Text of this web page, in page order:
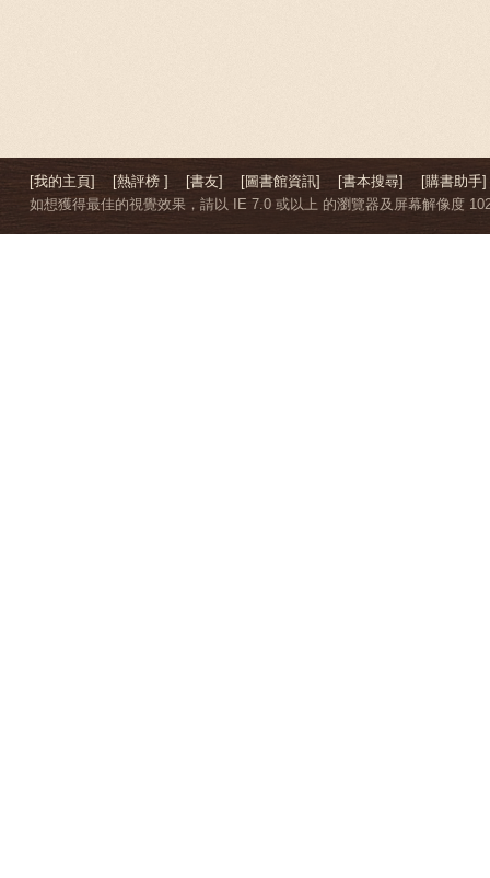
[我的主頁] [熱評榜 ] [書友] [圖書館資訊] [書本搜尋]
[購書助手]
如想獲得最佳的視覺效果，請以 IE 7.0 或以上 的瀏覽器及屏幕解像度